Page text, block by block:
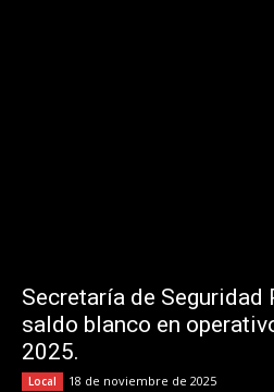
Secretaría de Seguridad
saldo blanco en
2025.
Local 18 de noviembre de 2025